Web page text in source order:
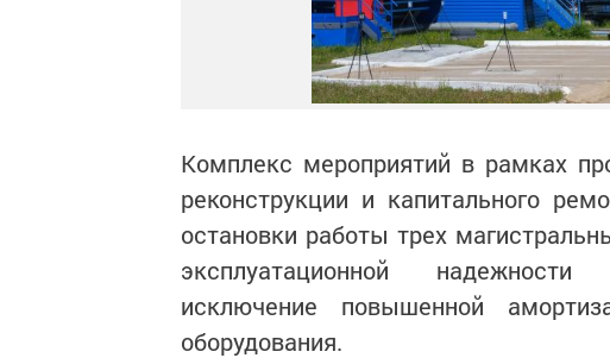
Комплекс мероприятий в рамках
реконструкции и капитального
остановки работы трех
эксплуатационной надежности
исключение повышенной
оборудования.